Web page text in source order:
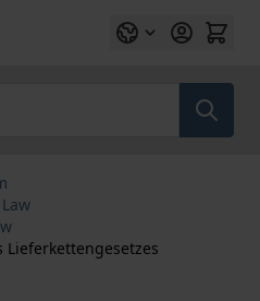
Lieferkettengesetzes